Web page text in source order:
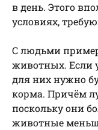
в день. Этого
условиях,
С людьми
животных. Если
для них нужно
корма. Причём
поскольку они
животные